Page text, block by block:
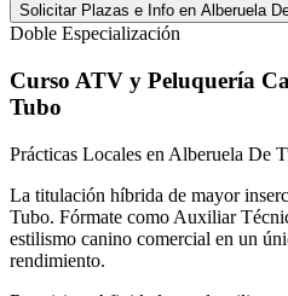
Solicitar Plazas e Info en Alberuela
Doble Especialización
Curso ATV y Peluquería
Tubo
Prácticas Locales en Alberuela De
La titulación híbrida de mayor
Tubo. Fórmate como Auxiliar
estilismo canino comercial en un
rendimiento.